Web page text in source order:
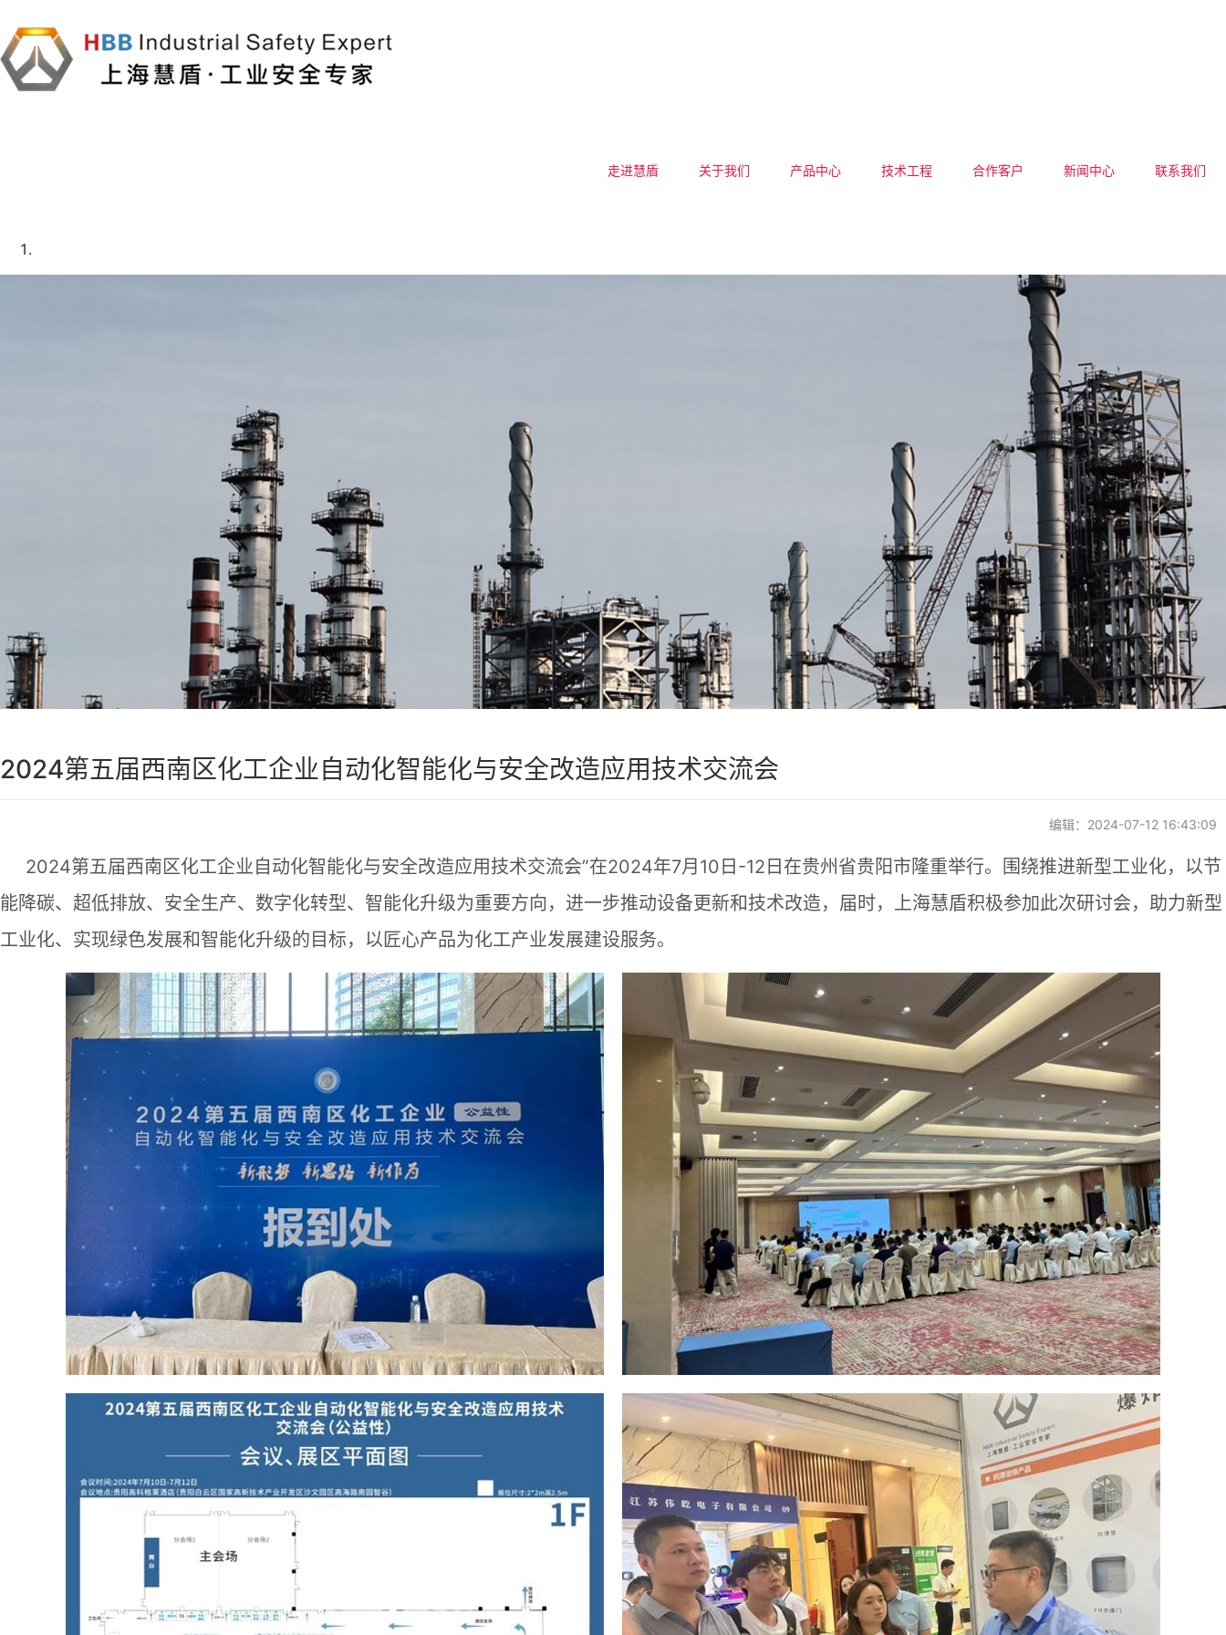
走进慧盾 关于我们 产品中心 技术工程 合作客户 新闻中心 联系我们
2024第五届西南区化工企业自动化智能化与安全改造应用技术交流会
编辑：2024-07-12 16:43:09
2024第五届西南区化工企业自动化智能化与安全改造应用技术交流会”在2024年7月10日-12日在贵州省贵阳市隆重举行。围绕推进新型工业化，以节
能降碳、超低排放、安全生产、数字化转型、智能化升级为重要方向，进一步推动设备更新和技术改造，届时，上海慧盾积极参加此次研讨会，助力新型
工业化、实现绿色发展和智能化升级的目标，以匠心产品为化工产业发展建设服务。